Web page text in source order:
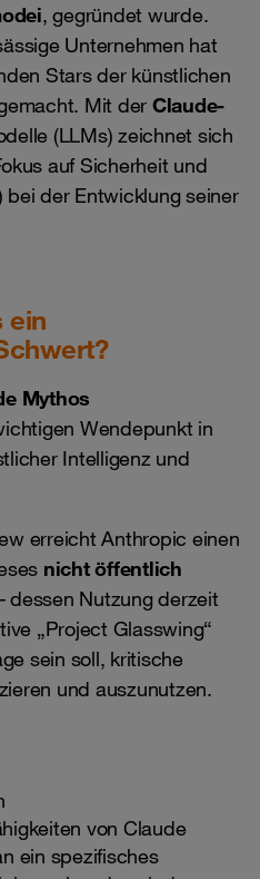
, gegründet wurde.
Unternehmen hat
Stars der künstlichen
Mit der Claude-
(LLMs) zeichnet sich
auf Sicherheit und
bei der Entwicklung seiner
ein
Mythos
Wendepunkt in
Intelligenz und
erreicht Anthropic einen
nicht öffentlich
dessen Nutzung derzeit
„Project Glasswing“
sein soll, kritische
und auszunutzen.
von Claude
ein spezifisches